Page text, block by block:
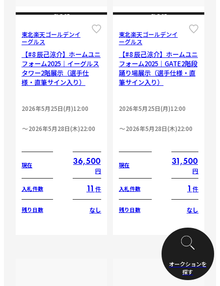
CLOSE
東北楽天ゴールデンイ
ーグルス
【#8 辰己涼介】ホームユニ
フォーム2025｜イーグルス
タワー2階展示（選手仕
様・直筆サイン入り）
2026年5月25日(月)12:00
2026年5月28日(木)22:00
現在 36,500
円
入札件数 11 件
残り日数 なし
CLOSE
東北楽天ゴールデンイ
ーグルス
【#8 辰己涼介】ホームユニ
フォーム2025｜GATE2階段
踊り場展示（選手仕様・直
筆サイン入り）
2026年5月25日(月)12:00
2026年5月28日(木)22:00
現在 31,500
円
入札件数 1 件
残り日数 なし
オークションを
探す